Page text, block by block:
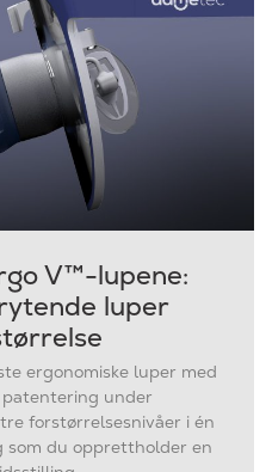
V™-lupene:
luper
ergonomiske luper med
under
forstørrelsesnivåer i én
som du opprettholder en